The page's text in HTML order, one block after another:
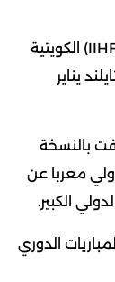
أعلن رئيس نادي الألعاب الشتوية الكويتي فهيد العجمي اليوم الأربعاء اختيار الاتحاد الدولي لهوكي الجليد (IIHF) الكويتية
إقامتها في تايلند يناير
بالنسخة
معربا عن
الكبير.
الدوري